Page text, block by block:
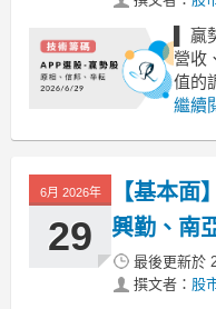
▌
營收
值的調
清單
本
數值
章。
繼續
6月 2026年
29
【基本面
興勤、南
最後更新於
撰文者： 股